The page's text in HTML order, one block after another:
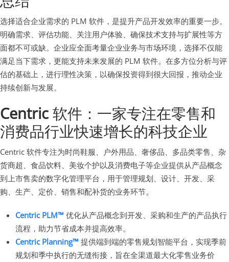
选择适合企业需求的 PLM 软件，是提升产品开发效率的重要一步。
明确需求、评估功能、关注用户体验、确保技术支持与扩展性等方
面都不可或缺。企业应全面考量企业业务与市场环境，选择不仅能
满足当下需求，更能支持未来发展的 PLM 软件。在多方位分析与评
估的基础上，进行理性决策，以确保投资得到很大回报，推动企业
持续创新与发展。
Centric 软件：一家专注在零售和
消费品行业快速增长的科技企业
Centric 软件专注为时尚鞋服、户外用品、奢侈品、多品类零售、杂
货商超、食品饮料、美妆个护以及消费电子等企业提供从产品概念
到上市售卖的数字化管理平台，用于管理规划、设计、开发、采
购、生产、定价、销售和配补货的业务环节。
Centric PLM™ 优化从产品概念到开发、采购和生产的产品执行
流程，助力节省成本并提高效率。
Centric Planning™ 提供端到端的零售规划智能平台，实现季前
规划和季中执行的无缝衔接，旨在全渠道最大化零售业务价